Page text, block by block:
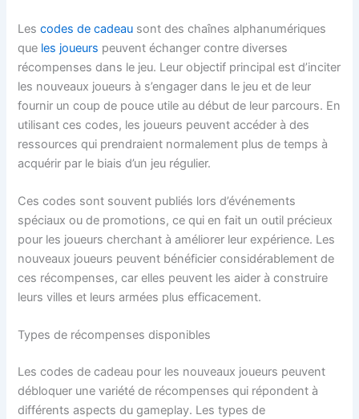
Lescodes de cadeau sont des chaînes alphanumériques
que les joueurs peuvent échanger contre diverses
récompenses dans le jeu. Leur objectif principal est d’inciter
les nouveaux joueurs à s’engager dans le jeu et de leur
fournir un coup de pouce utile au début de leur parcours. En
utilisant ces codes, les joueurs peuvent accéder à des
ressources qui prendraient normalement plus de temps à
acquérir par le biais d’un jeu régulier.
Ces codes sont souvent publiés lors d’événements
spéciaux ou de promotions, ce qui en fait un outil précieux
pour les joueurs cherchant à améliorer leur expérience. Les
nouveaux joueurs peuvent bénéficier considérablement de
ces récompenses, car elles peuvent les aider à construire
leurs villes et leurs armées plus efficacement.
Types de récompenses disponibles
Les codes de cadeau pour les nouveaux joueurs peuvent
débloquer une variété de récompenses qui répondent à
différents aspects du gameplay. Les types de